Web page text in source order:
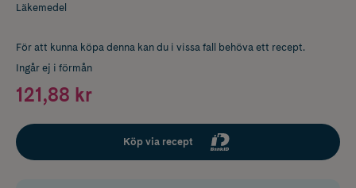
Läkemedel
För att kunna köpa denna kan du i vissa fall behöva ett recept.
Ingår ej i förmån
121,88 kr
Köp via recept